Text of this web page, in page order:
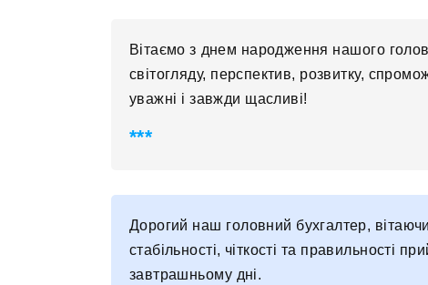
Вітаємо з днем ​​народження нашого
світогляду, перспектив, розвитку,
уважні і завжди щасливі!
Дорогий наш головний бухгалтер,
стабільності, чіткості та правильності
завтрашньому дні.